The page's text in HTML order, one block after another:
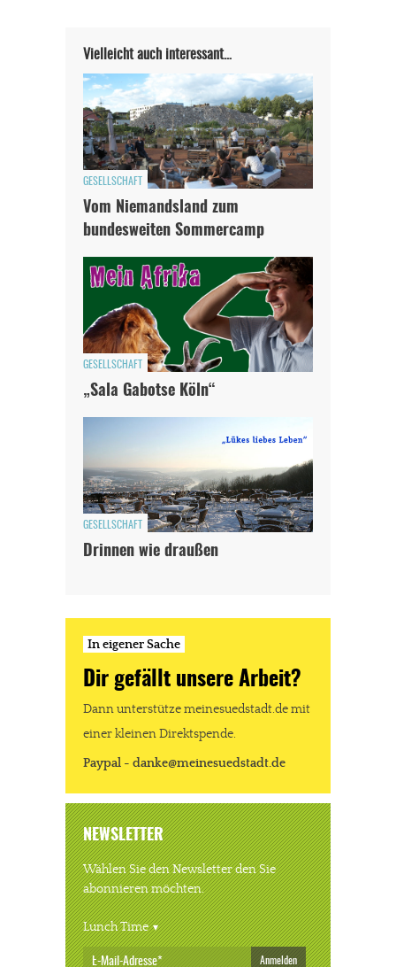
Vielleicht auch interessant…
GESELLSCHAFT
Vom Niemandsland zum
bundesweiten Sommercamp
GESELLSCHAFT
„Sala Gabotse Köln“
GESELLSCHAFT
Drinnen wie draußen
In eigener Sache
Dir gefällt unsere Arbeit?
Dann unterstütze meinesuedstadt.de mit
einer kleinen Direktspende.
Paypal - danke@meinesuedstadt.de
NEWSLETTER
Wählen Sie den Newsletter den Sie
abonnieren möchten.
Lunch Time
Anmelden